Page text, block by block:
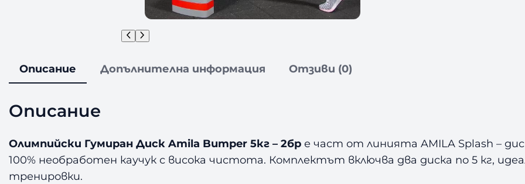
а
н
Описание Допълнителна информация Отзиви (0)
Описание
Олимпийски Гумиран Диск Amila Bumper 5кг – 2бр е част от линията AMILA Splash –
100% необработен каучук с висока чистота. Комплектът включва два диска по 5 кг,
тренировки.